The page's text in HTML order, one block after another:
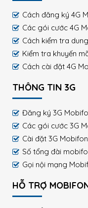
Cách đăng ký 4G
Các gói cước 4G
Cách kiểm tra
Kiểm tra khuyến
Cách cài đặt 4G
THÔNG TIN 3G
Đăng ký 3G
Các gói cước 3G
Cài đặt 3G
Số tổng đài
Gọi nội mạng
HỖ TRỢ